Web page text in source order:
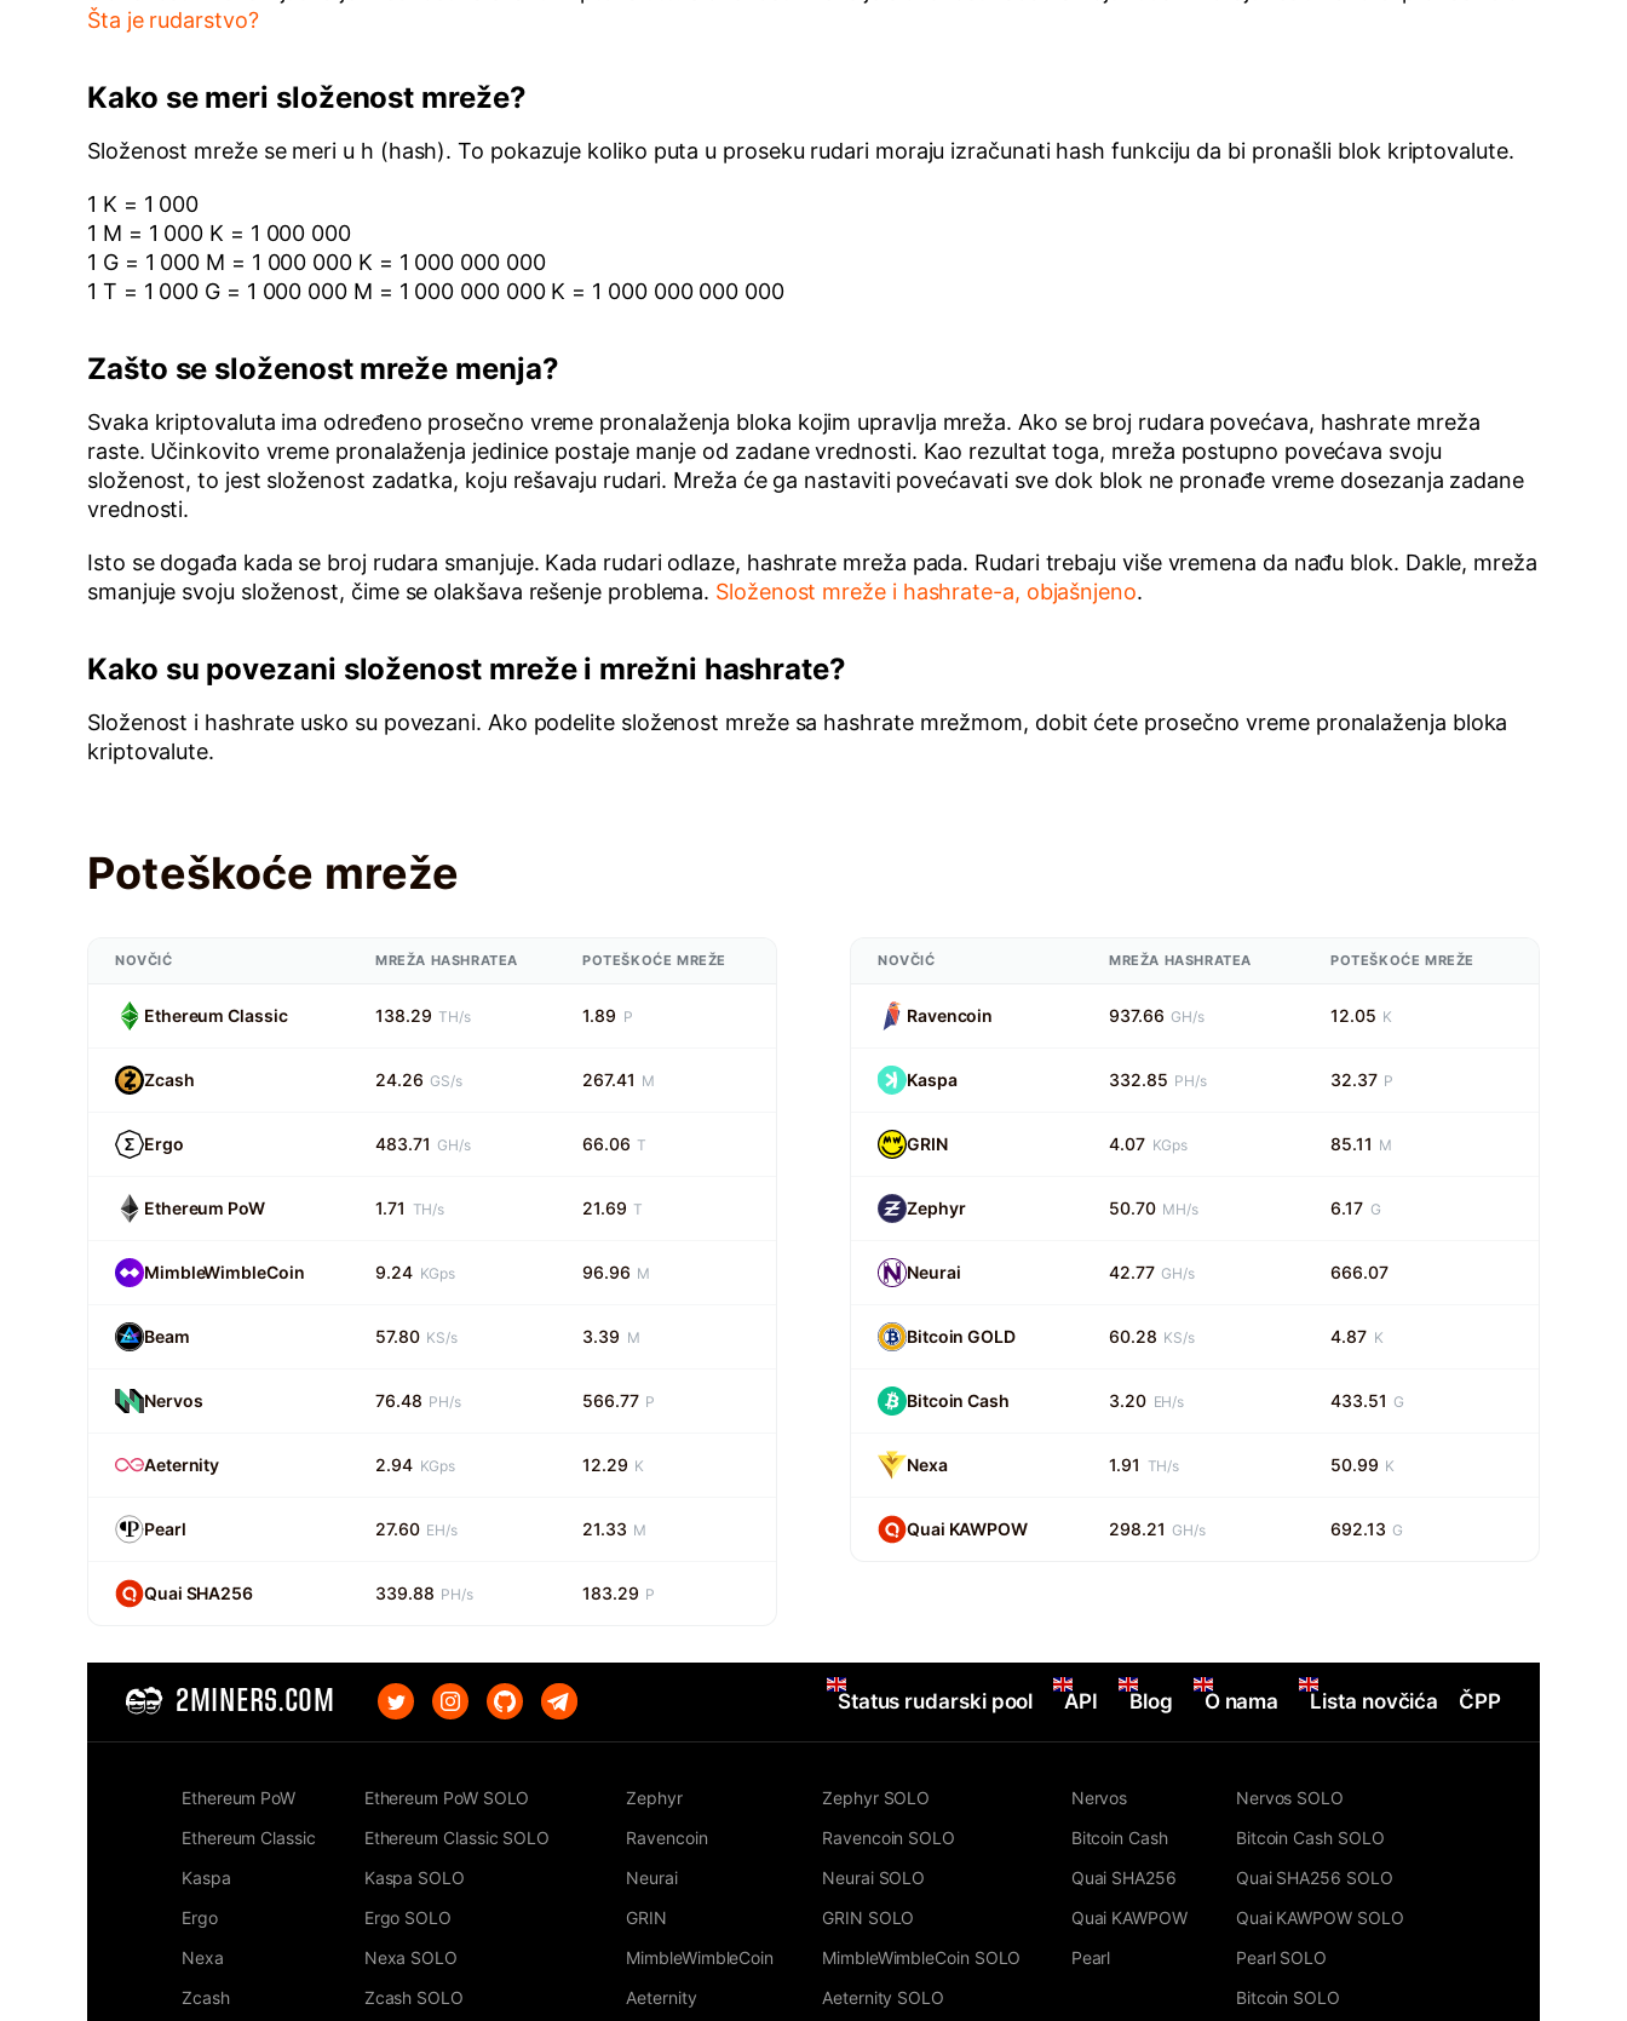
Šta je rudarstvo?
Kako se meri složenost mreže?
Složenost mreže se meri u h (hash). To pokazuje koliko puta u proseku rudari moraju izračunati hash funkciju da bi pronašli blok kriptovalute.
1 K = 1 000
1 M = 1 000 K = 1 000 000
1 G = 1 000 M = 1 000 000 K = 1 000 000 000
1 T = 1 000 G = 1 000 000 M = 1 000 000 000 K = 1 000 000 000 000
Zašto se složenost mreže menja?
Svaka kriptovaluta ima određeno prosečno vreme pronalaženja bloka kojim upravlja mreža. Ako se broj rudara povećava, hashrate mreža
raste. Učinkovito vreme pronalaženja jedinice postaje manje od zadane vrednosti. Kao rezultat toga, mreža postupno povećava svoju
složenost, to jest složenost zadatka, koju rešavaju rudari. Mreža će ga nastaviti povećavati sve dok blok ne pronađe vreme dosezanja zadane
vrednosti.
Isto se događa kada se broj rudara smanjuje. Kada rudari odlaze, hashrate mreža pada. Rudari trebaju više vremena da nađu blok. Dakle, mreža
smanjuje svoju složenost, čime se olakšava rešenje problema. Složenost mreže i hashrate-a, objašnjeno.
Kako su povezani složenost mreže i mrežni hashrate?
Složenost i hashrate usko su povezani. Ako podelite složenost mreže sa hashrate mrežmom, dobit ćete prosečno vreme pronalaženja bloka
kriptovalute.
Poteškoće mreže
NOVČIĆ MREŽA HASHRATEA POTEŠKOĆE MREŽE
Ethereum Classic 138.29 TH/s 1.89 P
Zcash 24.26 GS/s 267.41 M
Ergo 483.71 GH/s 66.06 T
Ethereum PoW 1.71 TH/s 21.69 T
MimbleWimbleCoin 9.24 KGps 96.96 M
Beam 57.80 KS/s 3.39 M
Nervos 76.48 PH/s 566.77 P
Aeternity 2.94 KGps 12.29 K
Pearl 27.60 EH/s 21.33 M
Quai SHA256 339.88 PH/s 183.29 P
NOVČIĆ MREŽA HASHRATEA POTEŠKOĆE MREŽE
Ravencoin 937.66 GH/s 12.05 K
Kaspa 332.85 PH/s 32.37 P
GRIN 4.07 KGps 85.11 M
Zephyr 50.70 MH/s 6.17 G
Neurai 42.77 GH/s 666.07
Bitcoin GOLD 60.28 KS/s 4.87 K
Bitcoin Cash 3.20 EH/s 433.51 G
Nexa 1.91 TH/s 50.99 K
Quai KAWPOW 298.21 GH/s 692.13 G
2MINERS.COM Status rudarski pool API Blog O nama Lista novčića ČPP
Ethereum PoW
Ethereum Classic
Kaspa
Ergo
Nexa
Zcash
Ethereum PoW SOLO
Ethereum Classic SOLO
Kaspa SOLO
Ergo SOLO
Nexa SOLO
Zcash SOLO
Zephyr
Ravencoin
Neurai
GRIN
MimbleWimbleCoin
Aeternity
Zephyr SOLO
Ravencoin SOLO
Neurai SOLO
GRIN SOLO
MimbleWimbleCoin SOLO
Aeternity SOLO
Nervos
Bitcoin Cash
Quai SHA256
Quai KAWPOW
Pearl
Nervos SOLO
Bitcoin Cash SOLO
Quai SHA256 SOLO
Quai KAWPOW SOLO
Pearl SOLO
Bitcoin SOLO